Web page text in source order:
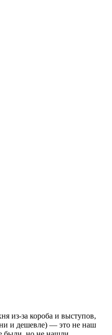
из-за короба и выступов,
и дешевле) — это не наш